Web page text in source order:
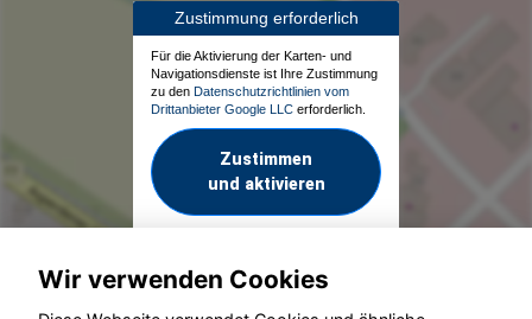
Zustimmung erforderlich
Für die Aktivierung der Karten- und
Navigationsdienste ist Ihre Zustimmung
zu den Datenschutzrichtlinien vom
Drittanbieter Google LLC erforderlich.
Zustimmen
und aktivieren
Wir verwenden Cookies